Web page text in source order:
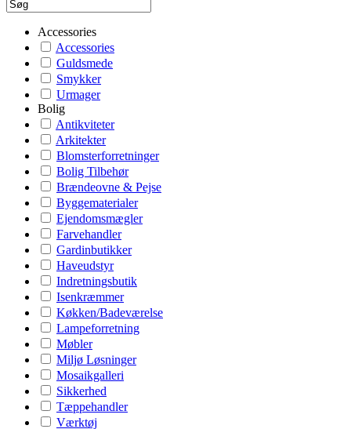
Accessories
Accessories
Guldsmede
Smykker
Urmager
Bolig
Antikviteter
Arkitekter
Blomsterforretninger
Bolig Tilbehør
Brændeovne & Pejse
Byggematerialer
Ejendomsmægler
Farvehandler
Gardinbutikker
Haveudstyr
Indretningsbutik
Isenkræmmer
Køkken/Badeværelse
Lampeforretning
Møbler
Miljø Løsninger
Mosaikgalleri
Sikkerhed
Tæppehandler
Værktøj